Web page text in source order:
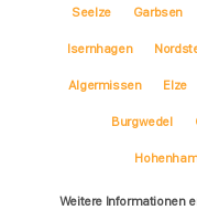
Seelze Garbsen
Isernhagen
Algermissen Elze
Burgwedel
Weitere Informationen